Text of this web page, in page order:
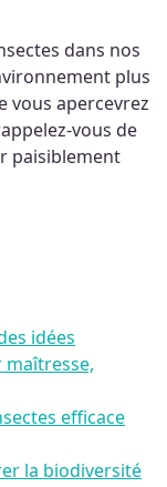
dans nos
plus
vous apercevrez
vous de
paisiblement
idées
maîtresse,
efficace
la biodiversité